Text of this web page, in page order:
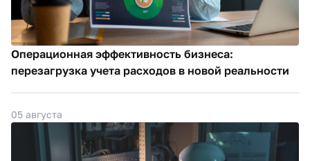
Операционная эффективность бизнеса:
перезагрузка учета расходов в новой реальности
05 августа